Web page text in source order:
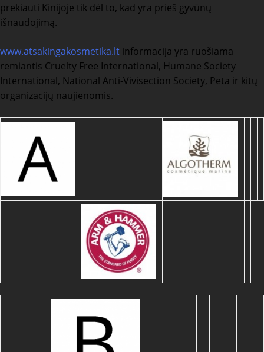
prekiauti Kinijoje tik dėl to, kad yra prieš gyvūnų
išnaudojimą.
www.atsakingakosmetika.lt informacija yra ruošiama
remiantis Cruelty Free International, Humane Society
International, National Anti-Vivisection Society, Peta ir kitų
organizacijų naujienomis.